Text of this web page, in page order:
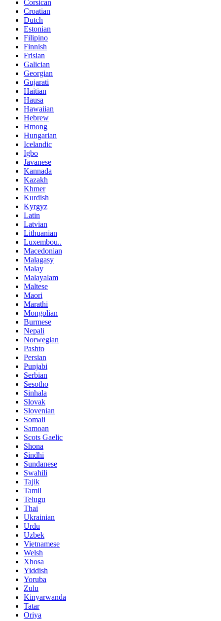
Corsican
Croatian
Dutch
Estonian
Filipino
Finnish
Frisian
Galician
Georgian
Gujarati
Haitian
Hausa
Hawaiian
Hebrew
Hmong
Hungarian
Icelandic
Igbo
Javanese
Kannada
Kazakh
Khmer
Kurdish
Kyrgyz
Latin
Latvian
Lithuanian
Luxembou..
Macedonian
Malagasy
Malay
Malayalam
Maltese
Maori
Marathi
Mongolian
Burmese
Nepali
Norwegian
Pashto
Persian
Punjabi
Serbian
Sesotho
Sinhala
Slovak
Slovenian
Somali
Samoan
Scots Gaelic
Shona
Sindhi
Sundanese
Swahili
Tajik
Tamil
Telugu
Thai
Ukrainian
Urdu
Uzbek
Vietnamese
Welsh
Xhosa
Yiddish
Yoruba
Zulu
Kinyarwanda
Tatar
Oriya